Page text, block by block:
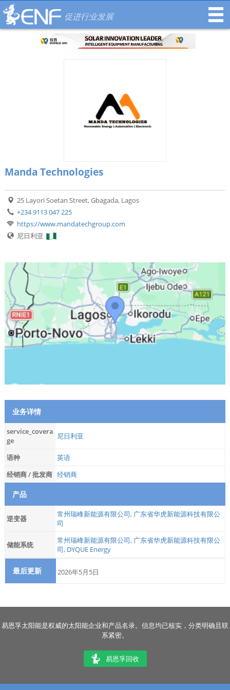
促进行业发展
Manda Technologies
25 Layori Soetan Street, Gbagada, Lagos
+234 9113 047 225
https://www.mandatechgroup.com
尼日利亚
业务详情
service_covera
ge
尼日利亚
语种
英语
经销商 / 批发商 经销商
产品
逆变器 常州瑞峰新能源有限公司, 广东省华虎新能源科技有限公
司
储能系统 常州瑞峰新能源有限公司, 广东省华虎新能源科技有限公
司, DYQUE Energy
最后更新 2026年5月5日
易恩孚太阳能是权威的太阳能企业和产品名录。信息均已核实，分类明确且联
系紧密。
易恩孚回收